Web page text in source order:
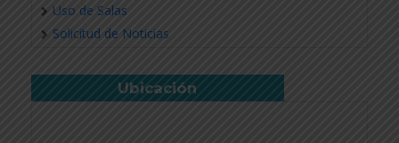
Uso de Salas
Solicitud de Noticias
Ubicación